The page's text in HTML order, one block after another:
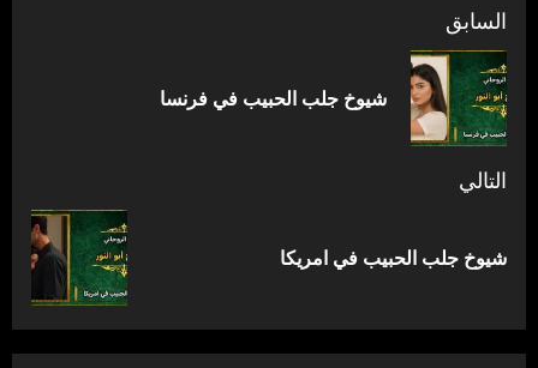
تصفّح
المقالات
السابق
شيوخ جلب الحبيب في فرنسا
التالي
المقالة
شيوخ جلب الحبيب في امريكا